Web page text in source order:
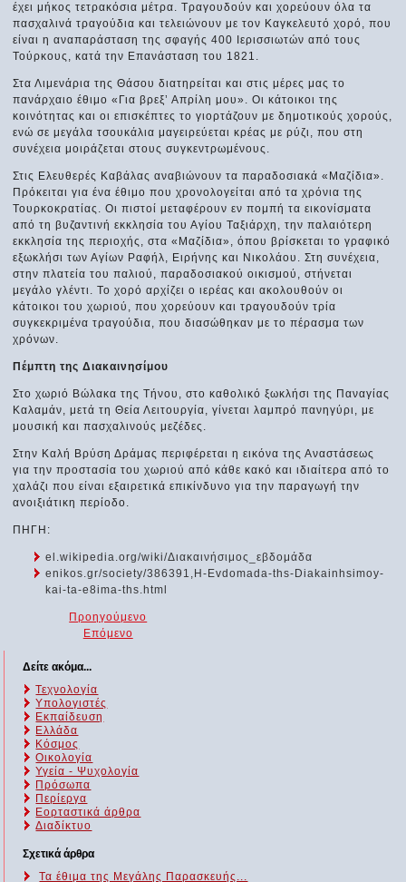
έχει μήκος τετρακόσια μέτρα. Τραγουδούν και χορεύουν όλα τα
πασχαλινά τραγούδια και τελειώνουν με τον Καγκελευτό χορό, που
είναι η αναπαράσταση της σφαγής 400 Ιερισσιωτών από τους
Τούρκους, κατά την Επανάσταση του 1821.
Στα Λιμενάρια της Θάσου διατηρείται και στις μέρες μας το
πανάρχαιο έθιμο «Για βρεξ’ Απρίλη μου». Οι κάτοικοι της
κοινότητας και οι επισκέπτες το γιορτάζουν με δημοτικούς χορούς,
ενώ σε μεγάλα τσουκάλια μαγειρεύεται κρέας με ρύζι, που στη
συνέχεια μοιράζεται στους συγκεντρωμένους.
Στις Ελευθερές Καβάλας αναβιώνουν τα παραδοσιακά «Μαζίδια».
Πρόκειται για ένα έθιμο που χρονολογείται από τα χρόνια της
Τουρκοκρατίας. Οι πιστοί μεταφέρουν εν πομπή τα εικονίσματα
από τη βυζαντινή εκκλησία του Αγίου Ταξιάρχη, την παλαιότερη
εκκλησία της περιοχής, στα «Μαζίδια», όπου βρίσκεται το γραφικό
εξωκλήσι των Αγίων Ραφήλ, Ειρήνης και Νικολάου. Στη συνέχεια,
στην πλατεία του παλιού, παραδοσιακού οικισμού, στήνεται
μεγάλο γλέντι. Το χορό αρχίζει ο ιερέας και ακολουθούν οι
κάτοικοι του χωριού, που χορεύουν και τραγουδούν τρία
συγκεκριμένα τραγούδια, που διασώθηκαν με το πέρασμα των
χρόνων.
Πέμπτη της Διακαινησίμου
Στο χωριό Βώλακα της Τήνου, στο καθολικό ξωκλήσι της Παναγίας
Καλαμάν, μετά τη Θεία Λειτουργία, γίνεται λαμπρό πανηγύρι, με
μουσική και πασχαλινούς μεζέδες.
Στην Καλή Βρύση Δράμας περιφέρεται η εικόνα της Αναστάσεως
για την προστασία του χωριού από κάθε κακό και ιδιαίτερα από το
χαλάζι που είναι εξαιρετικά επικίνδυνο για την παραγωγή την
ανοιξιάτικη περίοδο.
ΠΗΓΗ:
el.wikipedia.org/wiki/Διακαινήσιμος_εβδομάδα
enikos.gr/society/386391,H-Evdomada-ths-Diakainhsimoy-
kai-ta-e8ima-ths.html
Προηγούμενο
Επόμενο
Δείτε ακόμα...
Τεχνολογία
Υπολογιστές
Εκπαίδευση
Ελλάδα
Κόσμος
Οικολογία
Υγεία - Ψυχολογία
Πρόσωπα
Περίεργα
Εορταστικά άρθρα
Διαδίκτυο
Σχετικά άρθρα
Τα έθιμα της Μεγάλης Παρασκευής...